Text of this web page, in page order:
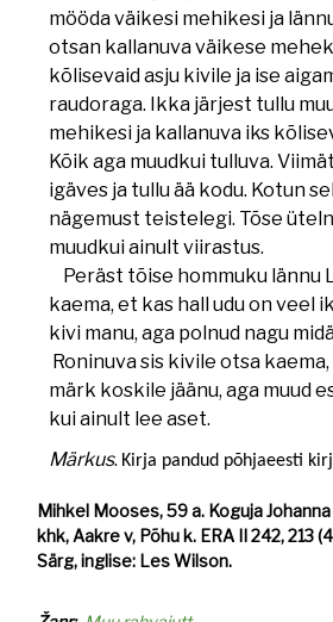
mööda väikesi mehikesi ja
otsan kallanuva väikese
kõlisevaid asju kivile ja ise
raudoraga. Ikka järjest tullu
mehikesi ja kallanuva iks
Kõik aga muudkui tulluva.
igäves ja tullu ää kodu. Kotun
nägemust teistelegi. Tõse
muudkui ainult viirastus.
Peräst tõise hommuku lännu
kaema, et kas hall udu on veel
kivi manu, aga polnud nagu
Roninuva sis kivile otsa
märk koskile jäänu, aga muud
kui ainult lee aset.
Märkus. Kirja pandud põhjaeesti
Mihkel Mooses, 59 a. Koguja
khk, Aakre v, Põhu k. ERA II 242, 213
Särg, inglise: Les Wilson.